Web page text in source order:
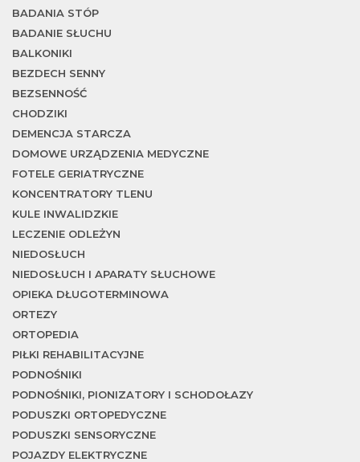
BADANIA STÓP
BADANIE SŁUCHU
BALKONIKI
BEZDECH SENNY
BEZSENNOŚĆ
CHODZIKI
DEMENCJA STARCZA
DOMOWE URZĄDZENIA MEDYCZNE
FOTELE GERIATRYCZNE
KONCENTRATORY TLENU
KULE INWALIDZKIE
LECZENIE ODLEŻYN
NIEDOSŁUCH
NIEDOSŁUCH I APARATY SŁUCHOWE
OPIEKA DŁUGOTERMINOWA
ORTEZY
ORTOPEDIA
PIŁKI REHABILITACYJNE
PODNOŚNIKI
PODNOŚNIKI, PIONIZATORY I SCHODOŁAZY
PODUSZKI ORTOPEDYCZNE
PODUSZKI SENSORYCZNE
POJAZDY ELEKTRYCZNE